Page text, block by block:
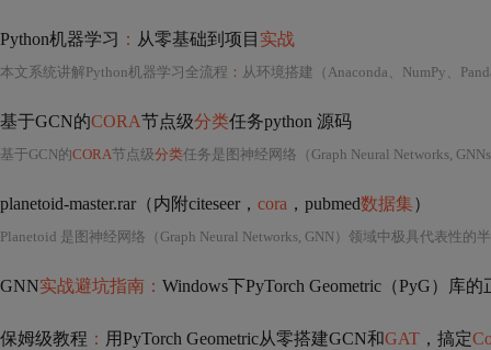
Python机器学习 ： 从零基础到项目 实战
本文系统讲解Python机器学习全流程 ： 从环境搭建（Anaconda、NumPy、
基于GCN的CORA节点级分类任务python 源码
基于GCN的CORA节点级分类任务是图神经网络（Graph Neural Networks, GNNs）领域中最具代表性的入门级
planetoid-master.rar（内附citeseer， cora ，pubmed数据集）
GNN实战避坑指南： Windows下PyTorch Geometric（PyG）库
保姆级教程 ： 用PyTorch Geometric从零搭建GCN和GAT ，搞定